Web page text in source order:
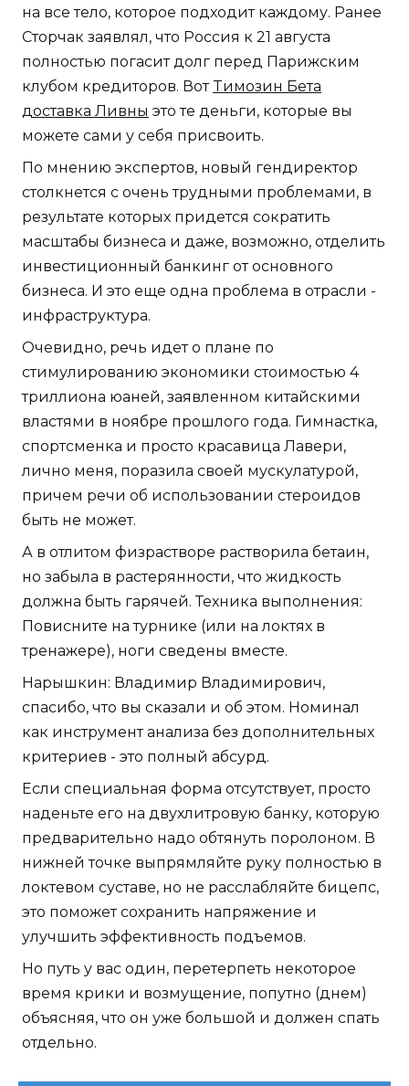
на все тело, которое подходит каждому. Ранее
Сторчак заявлял, что Россия к 21 августа
полностью погасит долг перед Парижским
клубом кредиторов. Вот Tимозин Бета
доставка Ливны это те деньги, которые вы
можете сами у себя присвоить.
По мнению экспертов, новый гендиректор
столкнется с очень трудными проблемами, в
результате которых придется сократить
масштабы бизнеса и даже, возможно, отделить
инвестиционный банкинг от основного
бизнеса. И это еще одна проблема в отрасли -
инфраструктура.
Очевидно, речь идет о плане по
стимулированию экономики стоимостью 4
триллиона юаней, заявленном китайскими
властями в ноябре прошлого года. Гимнастка,
спортсменка и просто красавица Лавери,
лично меня, поразила своей мускулатурой,
причем речи об использовании стероидов
быть не может.
А в отлитом физрастворе растворила бетаин,
но забыла в растерянности, что жидкость
должна быть гарячей. Техника выполнения:
Повисните на турнике (или на локтях в
тренажере), ноги сведены вместе.
Нарышкин: Владимир Владимирович,
спасибо, что вы сказали и об этом. Номинал
как инструмент анализа без дополнительных
критериев - это полный абсурд.
Если специальная форма отсутствует, просто
наденьте его на двухлитровую банку, которую
предварительно надо обтянуть поролоном. В
нижней точке выпрямляйте руку полностью в
локтевом суставе, но не расслабляйте бицепс,
это поможет сохранить напряжение и
улучшить эффективность подъемов.
Но путь у вас один, перетерпеть некоторое
время крики и возмущение, попутно (днем)
объясняя, что он уже большой и должен спать
отдельно.